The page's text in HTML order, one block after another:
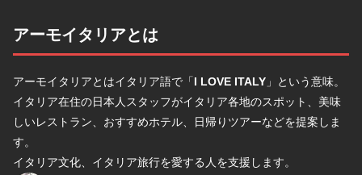
アーモイタリアとは
アーモイタリアとはイタリア語で「I LOVE ITALY 」という意味。
イタリア在住の日本人スタッフがイタリア各地のスポット、美味
しいレストラン、おすすめホテル、日帰りツアーなどを提案しま
す。
イタリア文化、イタリア旅行を愛する人を支援します。